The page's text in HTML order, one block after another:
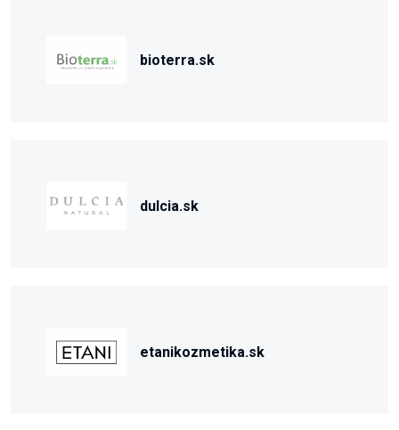
bioterra.sk
dulcia.sk
etanikozmetika.sk